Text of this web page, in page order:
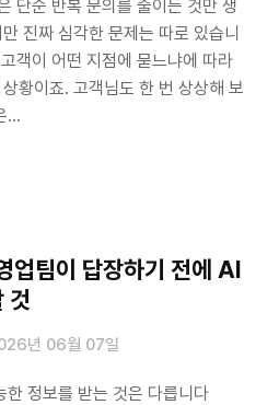
단순 반복 문의를 줄이는 것만 생
진짜 심각한 문제는 따로 있습니
객이 어떤 지점에 묻느냐에 따라
황이죠. 고객님도 한 번 상상해 보
…
업팀이 답장하기 전에 AI
것
년 06월 07일
정보를 받는 것은 다릅니다